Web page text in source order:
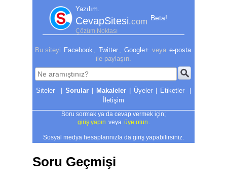
Yazılım.
CevapSitesi.com Beta!
Çözüm Noktası
Bu siteyi Facebook Twitter Google+ veya e-posta
ile paylaşın.
| Sorular | Makaleler | Üyeler | Etiketler
|
İletişim
Soru sormak ya da cevap vermek için;
giriş yapın veya üye olun
Sosyal medya hesaplarınızla da giriş yapabilirsiniz.
Soru Geçmişi